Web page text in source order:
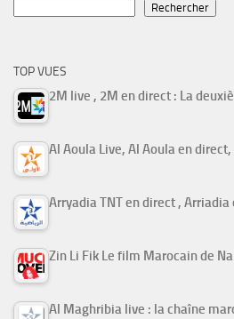
Rechercher
TOP VUES
2M live , 2M en direct : La
Al Aoula Live, Al Aoula en
Arryadia TNT en direct ,
Al Maghribia live : la chaîne